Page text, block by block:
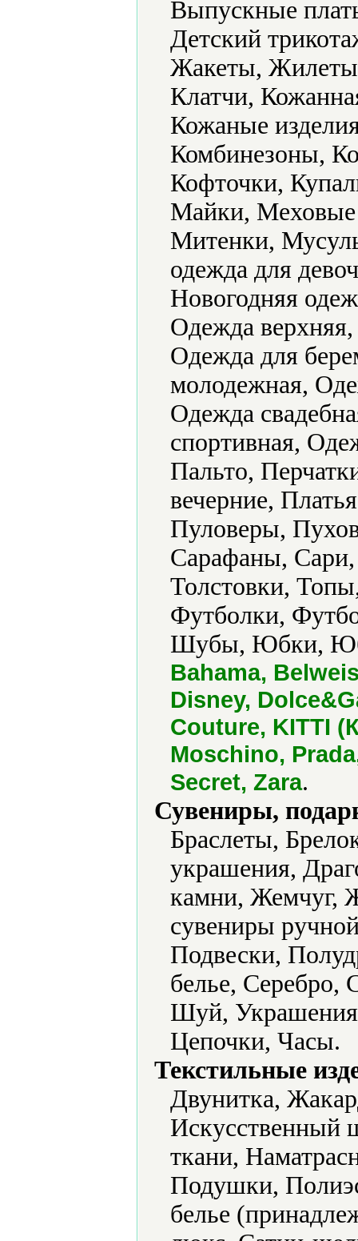
Выпускные
Детский
Жакеты,
Клатчи,
Кожаные
Комбинезоны,
Кофточки,
Майки, Меховые
Митенки,
одежда для
Новогодняя
Одежда
Одежда для
молодежная,
Одежда
спортивная,
Пальто,
вечерние,
Пуловеры,
Сарафаны, Сари,
Толстовки,
Футболки,
Шубы, Юбки,
Bahama,
Disney,
Couture, KITTI
Moschino,
Secret, Zara.
Сувениры,
Браслеты,
украшения,
камни, Жемчуг,
сувениры
Подвески,
белье, Серебро,
Шуй,
Цепочки, Часы.
Текстильные
Двунитка,
Искусственный
ткани,
Подушки,
белье